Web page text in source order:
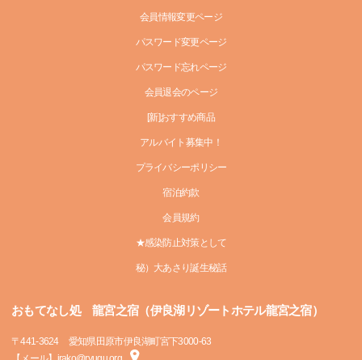
会員情報変更ページ
パスワード変更ページ
パスワード忘れページ
会員退会のページ
[新]おすすめ商品
アルバイト募集中！
プライバシーポリシー
宿泊約款
会員規約
★感染防止対策として
秘）大あさり誕生秘話
おもてなし処 龍宮之宿（伊良湖リゾートホテル龍宮之宿）
〒441-3624
愛知県田原市伊良湖町宮下3000-63